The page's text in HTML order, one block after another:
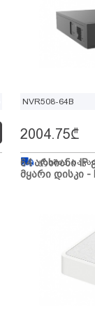
NVR508-64B
64 არხიანი IP
მყარი დისკი -
2004.75₾
გზაშია,